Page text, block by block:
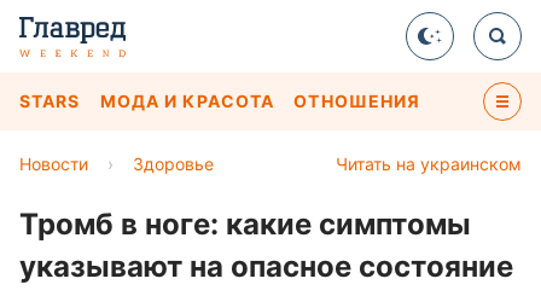
STARS МОДА И КРАСОТА ОТНОШЕНИЯ
Читать на украинском
Новости › Здоровье
Тромб в ноге: какие симптомы
указывают на опасное состояние